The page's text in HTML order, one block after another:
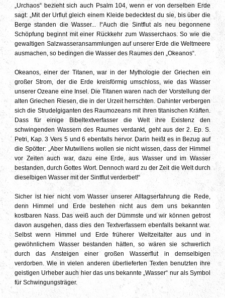
„Urchaos“ bezieht sich auch Psalm 104, wenn er von derselben Erde
sagt: „Mit der Urflut gleich einem Kleide bedecktest du sie, bis über die
Berge standen die Wasser... !“Auch die Sintflut als neu begonnene
Schöpfung beginnt mit einer Rückkehr zum Wasserchaos. So wie die
gewaltigen Salzwasseransammlungen auf unserer Erde die Weltmeere
ausmachen, so bedingen die Wasser des Raumes den „Okeanos“.
Okeanos, einer der Titanen, war in der Mythologie der Griechen ein
großer Strom, der die Erde kreisförmig umschloss, wie das Wasser
unserer Ozeane eine Insel. Die Titanen waren nach der Vorstellung der
alten Griechen Riesen, die in der Urzeit herrschten. Dahinter verbergen
sich die Strudelgiganten des Raumozeans mit ihren titanischen Kräften.
Dass für einige Bibeltextverfasser die Welt ihre Existenz den
schwingenden Wassern des Raumes verdankt, geht aus der 2. Ep. S.
Petri, Kap. 3 Vers 5 und 6 ebenfalls hervor. Darin heißt es in Bezug auf
die Spötter: „Aber Mutwillens wollen sie nicht wissen, dass der Himmel
vor Zeiten auch war, dazu eine Erde, aus Wasser und im Wasser
bestanden, durch Gottes Wort. Dennoch ward zu der Zeit die Welt durch
dieselbigen Wasser mit der Sintflut verderbet!“
Sicher ist hier nicht vom Wasser unserer Alltagserfahrung die Rede,
denn Himmel und Erde bestehen nicht aus dem uns bekannten
kostbaren Nass. Das weiß auch der Dümmste und wir können getrost
davon ausgehen, dass dies den Textverfassern ebenfalls bekannt war.
Selbst wenn Himmel und Erde früherer Weltzeitalter aus und in
gewöhnlichem Wasser bestanden hätten, so wären sie schwerlich
durch das Ansteigen einer großen Wasserflut in demselbigen
verdorben. Wie in vielen anderen überlieferten Texten benutzten ihre
geistigen Urheber auch hier das uns bekannte „Wasser“ nur als Symbol
für Schwingungsträger.